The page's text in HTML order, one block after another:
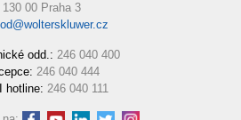
130 00 Praha 3
odd.: 246 040 400
246 040 444
hotline: 246 040 111